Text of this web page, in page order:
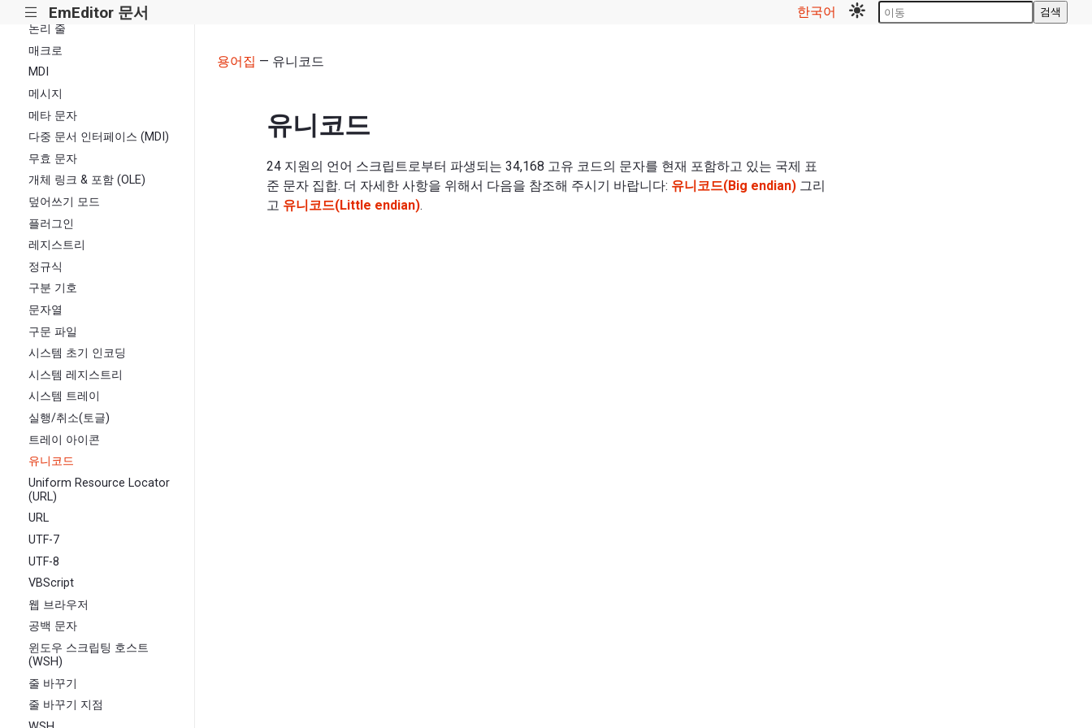
||| EmEditor 문서 한국어 검색
논리적 통합
논리 줄
매크로
MDI
메시지
메타 문자
다중 문서 인터페이스 (MDI)
무효 문자
개체 링크 & 포함 (OLE)
덮어쓰기 모드
플러그인
레지스트리
정규식
구분 기호
문자열
구문 파일
시스템 초기 인코딩
시스템 레지스트리
시스템 트레이
실행/취소(토글)
트레이 아이콘
유니코드
Uniform Resource Locator
(URL)
URL
UTF-7
UTF-8
VBScript
웹 브라우저
공백 문자
윈도우 스크립팅 호스트
(WSH)
줄 바꾸기
줄 바꾸기 지점
용어집 — 유니코드
유니코드
24 지원의 언어 스크립트로부터 파생되는 34,168 고유 코드의 문자를 현재 포함하고 있는 국제 표
준 문자 집합. 더 자세한 사항을 위해서 다음을 참조해 주시기 바랍니다: 유니코드(Big endian) 그리
고 유니코드(Little endian).